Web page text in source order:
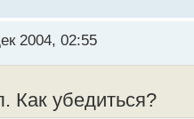
2004, 02:55
Как убедиться?